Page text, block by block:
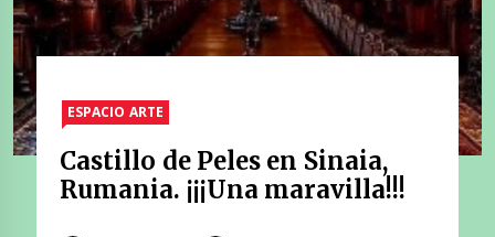
ESPACIO ARTE
Castillo de Peles en Sinaia,
Rumania. ¡¡¡Una maravilla!!!